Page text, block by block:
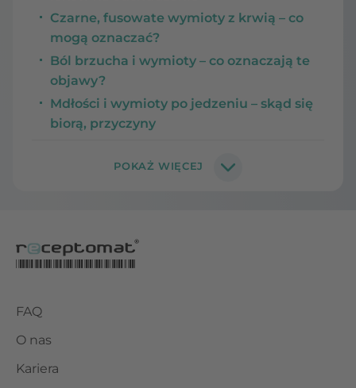
Czarne, fusowate wymioty z krwią – co
mogą oznaczać?
Ból brzucha i wymioty – co oznaczają te
objawy?
Mdłości i wymioty po jedzeniu – skąd się
biorą, przyczyny
FAQ
O nas
Kariera